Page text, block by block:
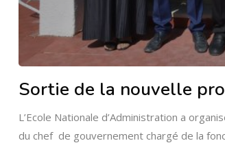
Sortie de la nouvelle
L’Ecole Nationale d’Administration a
du chef de gouvernement chargé de la